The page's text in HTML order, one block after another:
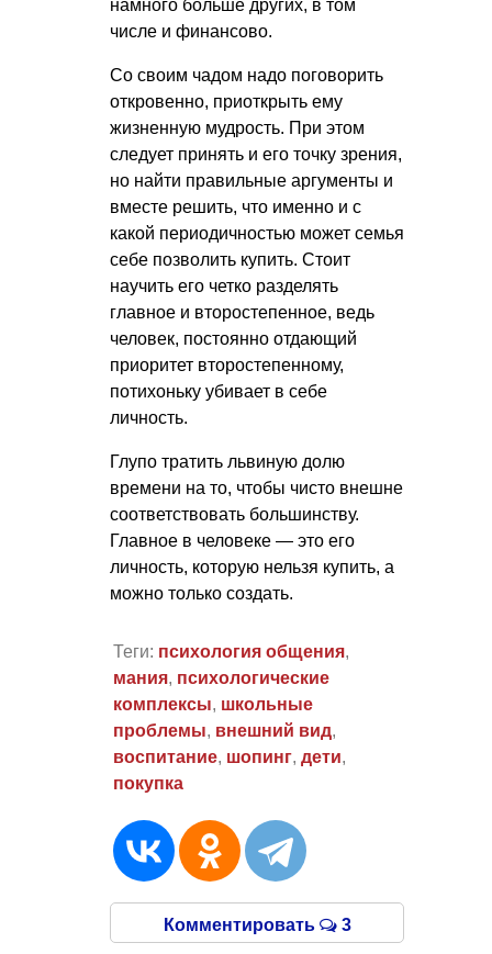
намного больше других, в том
числе и финансово.
Со своим чадом надо поговорить
откровенно, приоткрыть ему
жизненную мудрость. При этом
следует принять и его точку зрения,
но найти правильные аргументы и
вместе решить, что именно и с
какой периодичностью может семья
себе позволить купить. Стоит
научить его четко разделять
главное и второстепенное, ведь
человек, постоянно отдающий
приоритет второстепенному,
потихоньку убивает в себе
личность.
Глупо тратить львиную долю
времени на то, чтобы чисто внешне
соответствовать большинству.
Главное в человеке — это его
личность, которую нельзя купить, а
можно только создать.
Теги: психология общения,
мания, психологические
комплексы, школьные
проблемы, внешний вид,
воспитание, шопинг, дети,
покупка
Комментировать 3